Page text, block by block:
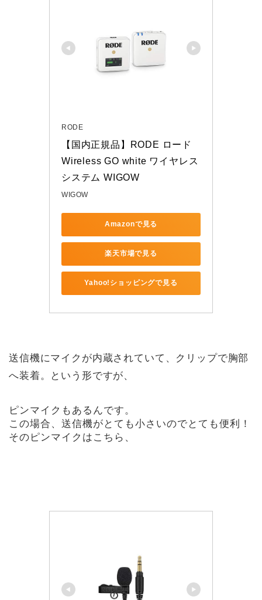
RODE
【国内正規品】RODE ロード
Wireless GO white ワイヤレス
システム WIGOW
WIGOW
Amazonで見る
楽天市場で見る
Yahoo!ショッピングで見る
送信機にマイクが内蔵されていて、クリップで胸部
へ装着。という形ですが、
ピンマイクもあるんです。
この場合、送信機がとても小さいのでとても便利！
そのピンマイクはこちら、